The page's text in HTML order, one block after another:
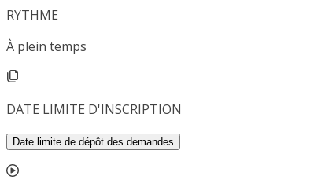
RYTHME
À plein temps
DATE LIMITE D'INSCRIPTION
Date limite de dépôt des demandes